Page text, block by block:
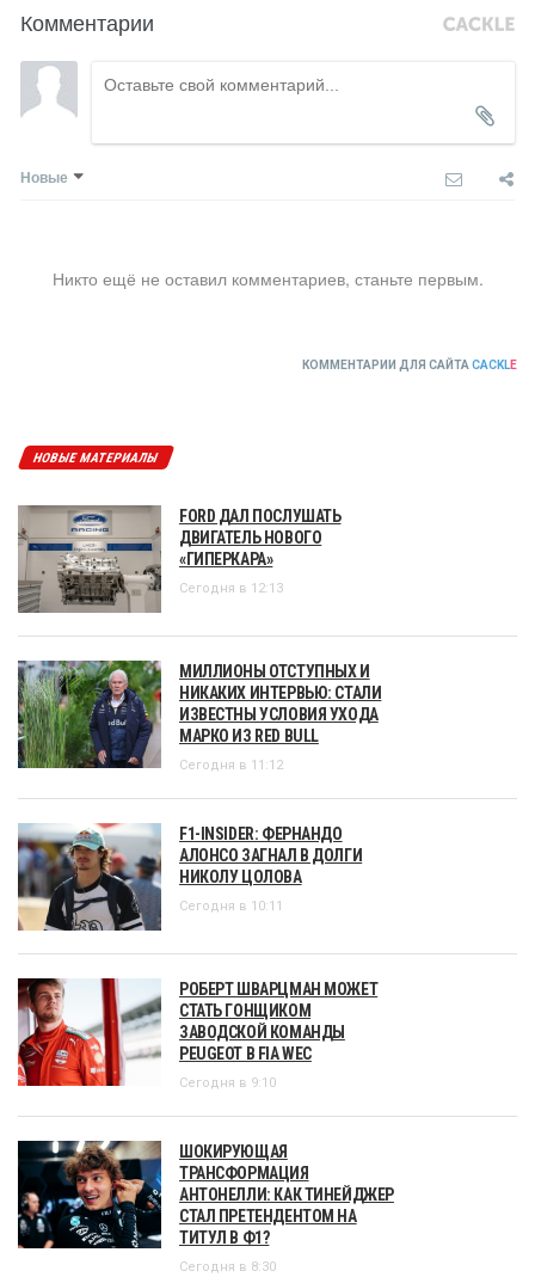
Комментарии
Новые
Никто ещё не оставил комментариев, станьте первым.
КОММЕНТАРИИ ДЛЯ САЙТА CACKLE
НОВЫЕ МАТЕРИАЛЫ
FORD ДАЛ ПОСЛУШАТЬ
ДВИГАТЕЛЬ НОВОГО
«ГИПЕРКАРА»
Сегодня в 12:13
МИЛЛИОНЫ ОТСТУПНЫХ И
НИКАКИХ ИНТЕРВЬЮ: СТАЛИ
ИЗВЕСТНЫ УСЛОВИЯ УХОДА
МАРКО ИЗ RED BULL
Сегодня в 11:12
F1-INSIDER: ФЕРНАНДО
АЛОНСО ЗАГНАЛ В ДОЛГИ
НИКОЛУ ЦОЛОВА
Сегодня в 10:11
РОБЕРТ ШВАРЦМАН МОЖЕТ
СТАТЬ ГОНЩИКОМ
ЗАВОДСКОЙ КОМАНДЫ
PEUGEOT В FIA WEC
Сегодня в 9:10
ШОКИРУЮЩАЯ
ТРАНСФОРМАЦИЯ
АНТОНЕЛЛИ: КАК ТИНЕЙДЖЕР
СТАЛ ПРЕТЕНДЕНТОМ НА
ТИТУЛ В Ф1?
Сегодня в 8:30